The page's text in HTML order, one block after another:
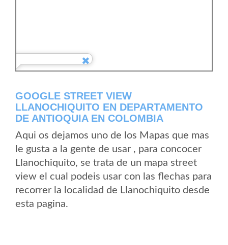
GOOGLE STREET VIEW
LLANOCHIQUITO EN DEPARTAMENTO
DE ANTIOQUIA EN COLOMBIA
Aqui os dejamos uno de los Mapas que mas
le gusta a la gente de usar , para concocer
Llanochiquito, se trata de un mapa street
view el cual podeis usar con las flechas para
recorrer la localidad de Llanochiquito desde
esta pagina.